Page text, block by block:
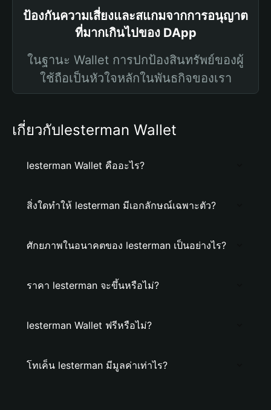
ป้องกันความเสี่ยงและสแกมจากการอนุญาต
ที่มากเกินไปของ DApp
ในฐานะ Wallet การปกป้องสินทรัพย์ของผู้
ใช้ถือเป็นหัวใจหลักในพันธกิจของเรา
เกี่ยวกับlesterman Wallet
lesterman Wallet คืออะไร?
สิ่งใดทำให้ lesterman มีเอกลักษณ์เฉพาะตัว?
ศักยภาพในอนาคตของ lesterman เป็นอย่างไร?
ราคา lesterman จะขึ้นหรือไม่?
lesterman Wallet ฟรีหรือไม่?
โทเค็น lesterman มีมูลค่าเท่าไร?